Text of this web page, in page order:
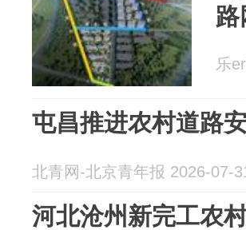
乐
屯昌推进农村道路
北青网-北京青年报 2026-07-
河北沧州新完工农